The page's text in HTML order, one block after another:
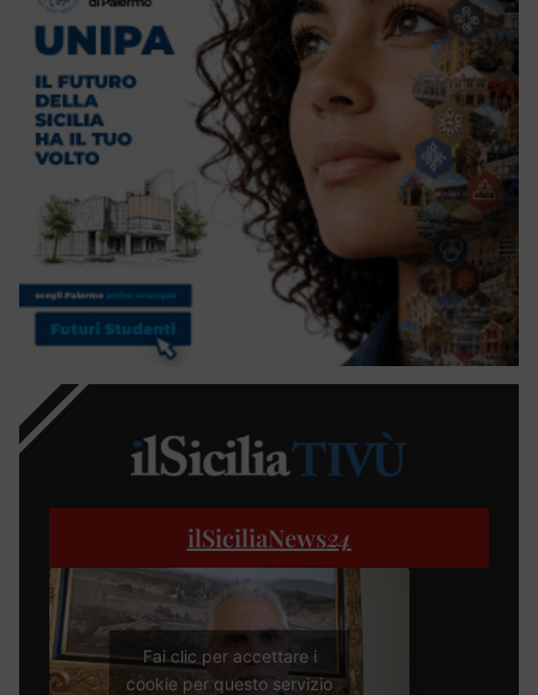
ilSiciliaNews24
Fai clic per accettare i
cookie per questo servizio